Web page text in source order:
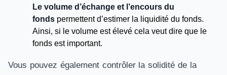
Le volume d’échange et l’encours du
fonds permettent d’estimer la liquidité du fonds.
Ainsi, si le volume est élevé cela veut dire que le
fonds est important.
Vous pouvez également contrôler la solidité de la